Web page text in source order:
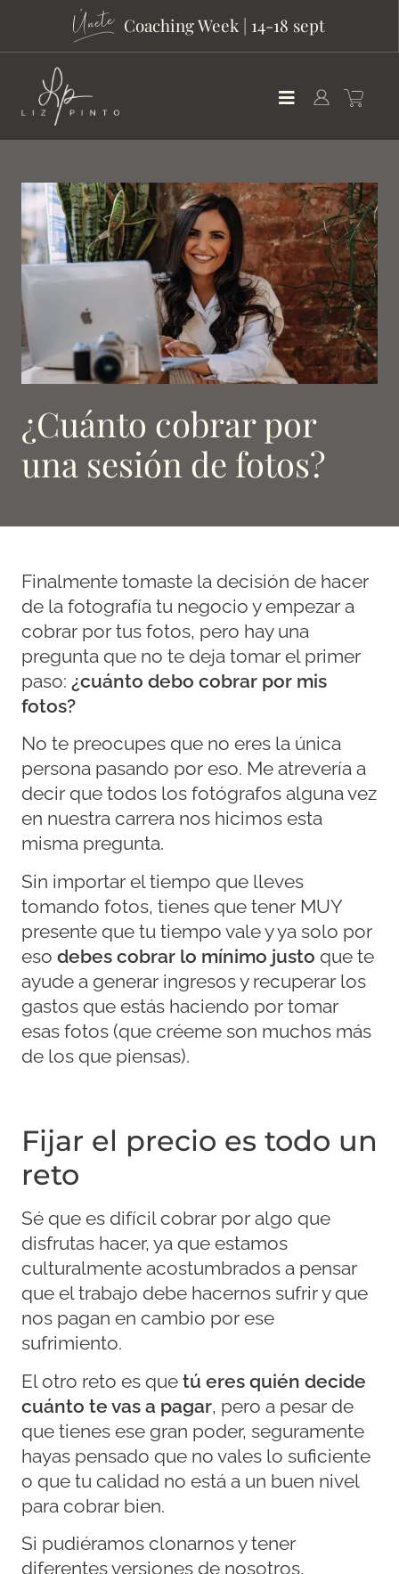
Coaching Week | 14-18 sept
¿Cuánto cobrar por
una sesión de fotos?
Finalmente tomaste la decisión de hacer
de la fotografía tu negocio y empezar a
cobrar por tus fotos, pero hay una
pregunta que no te deja tomar el primer
paso: ¿cuánto debo cobrar por mis
fotos?
No te preocupes que no eres la única
persona pasando por eso. Me atrevería a
decir que todos los fotógrafos alguna vez
en nuestra carrera nos hicimos esta
misma pregunta.
Sin importar el tiempo que lleves
tomando fotos, tienes que tener MUY
presente que tu tiempo vale y ya solo por
eso debes cobrar lo mínimo justo que te
ayude a generar ingresos y recuperar los
gastos que estás haciendo por tomar
esas fotos (que créeme son muchos más
de los que piensas).
Fijar el precio es todo un
reto
Sé que es difícil cobrar por algo que
disfrutas hacer, ya que estamos
culturalmente acostumbrados a pensar
que el trabajo debe hacernos sufrir y que
nos pagan en cambio por ese
sufrimiento.
El otro reto es que tú eres quién decide
cuánto te vas a pagar, pero a pesar de
que tienes ese gran poder, seguramente
hayas pensado que no vales lo suficiente
o que tu calidad no está a un buen nivel
para cobrar bien.
Si pudiéramos clonarnos y tener
diferentes versiones de nosotros,